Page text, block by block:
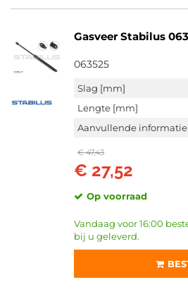
Gasveer Stabilus
063525
Slag [mm]
Lengte [mm]
Aanvullende informatie
€ 47,43
€ 27,52
Op voorraad
Vandaag voor 16:00
bij u geleverd.